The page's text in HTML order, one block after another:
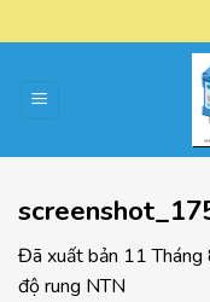
đến
dung
Đã xuất bản 11
độ rung NTN